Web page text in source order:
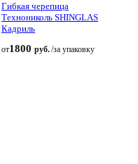
Гибкая черепица
Технониколь SHINGLAS
Кадриль
от1800 руб./за упаковку